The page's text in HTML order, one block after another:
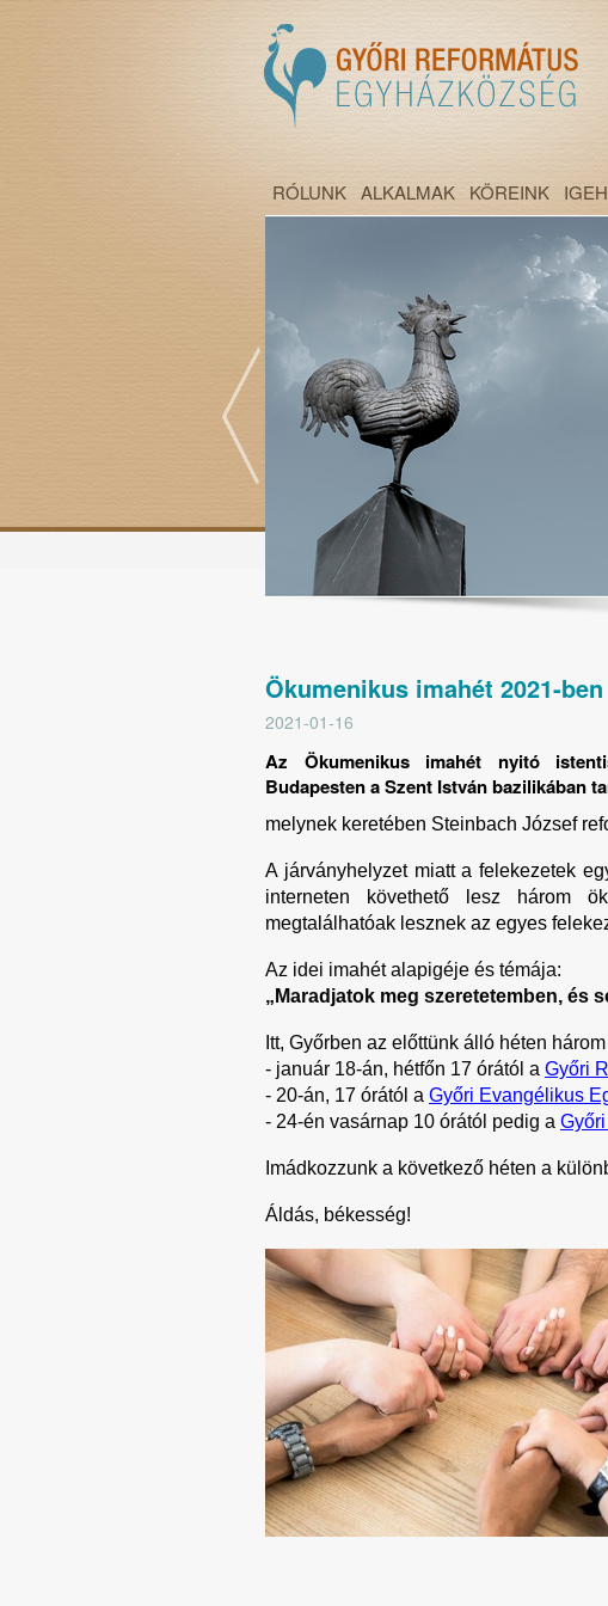
RÓLUNK ALKALMAK KÖREINK
Ökumenikus imahét 2021-
2021-01-16
Az Ökumenikus imahét nyitó
Budapesten a Szent István bazilikában
melynek keretében Steinbach József
A járványhelyzet miatt a felekezetek
interneten követhető lesz három
megtalálhatóak lesznek az egyes
Az idei imahét alapigéje és témája:
„Maradjatok meg szeretetemben, és
Itt, Győrben az előttünk álló héten
- január 18-án, hétfőn 17 órától a Győri
- 20-án, 17 órától a Győri Evangélikus
- 24-én vasárnap 10 órától pedig a
Imádkozzunk a következő héten a
Áldás, békesség!